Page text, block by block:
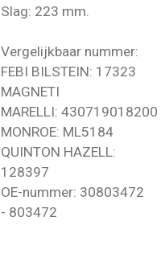
Slag: 223 mm.
Vergelijkbaar nummer:
FEBI BILSTEIN: 17323
MAGNETI
MARELLI: 430719018200
MONROE: ML5184
QUINTON HAZELL:
128397
OE-nummer: 30803472
- 803472